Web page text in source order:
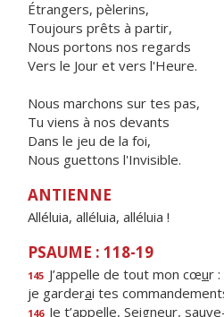
Étrangers, pèlerins,
Toujours prêts à partir,
Nous portons nos regards
Vers le Jour et vers l'Heure.
Nous marchons sur tes pas,
Tu viens à nos devants
Dans le jeu de la foi,
Nous guettons l'Invisible.
ANTIENNE
Alléluia, alléluia, alléluia !
PSAUME : 118-19
145 J’appelle de tout mon cœur
je garderai tes
146 Je t’appelle, Seigneur,